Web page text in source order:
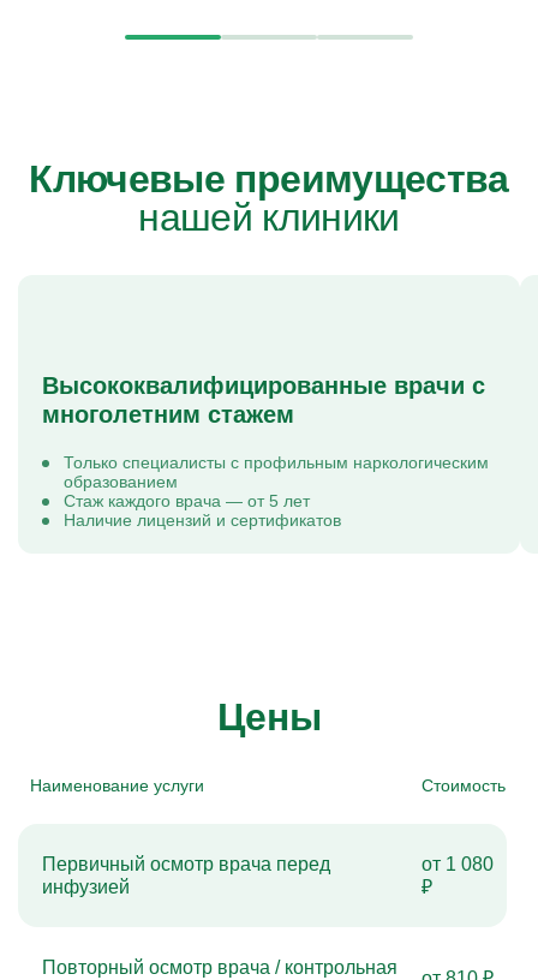
Ключевые преимущества
нашей клиники
Высококвалифицированные врачи с
многолетним стажем
Только специалисты с профильным наркологическим
образованием
Стаж каждого врача — от 5 лет
Наличие лицензий и сертификатов
Цены
Наименование услуги Стоимость
Первичный осмотр врача перед
инфузией
от 1 080
₽
Повторный осмотр врача / контрольная